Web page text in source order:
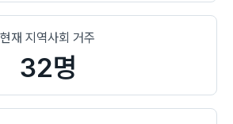
현재 지역사회 거주
32명